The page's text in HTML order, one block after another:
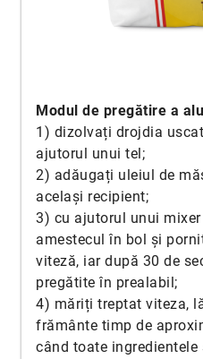
Modul de pregătire a
1) dizolvați drojdia
ajutorul unui tel;
2) adăugați uleiul de
același recipient;
3) cu ajutorul unui
amestecul în bol și
viteză, iar după 30 de
pregătite în prealabil;
4) măriți treptat viteza,
frământe timp de
când toate